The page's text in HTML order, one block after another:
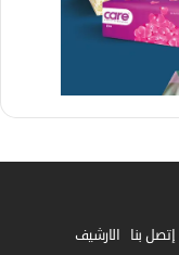
إتصل بنا الارشيف